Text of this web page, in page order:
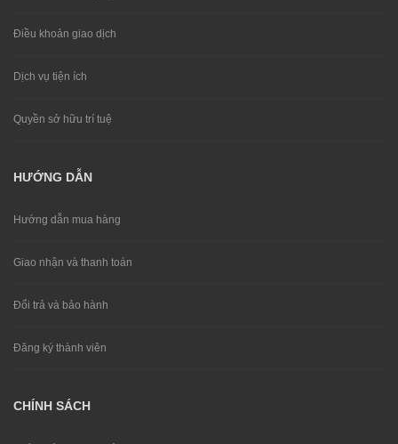
Điều khoản giao dịch
Dịch vụ tiện ích
Quyền sở hữu trí tuệ
HƯỚNG DẪN
Hướng dẫn mua hàng
Giao nhận và thanh toán
Đổi trả và bảo hành
Đăng ký thành viên
CHÍNH SÁCH